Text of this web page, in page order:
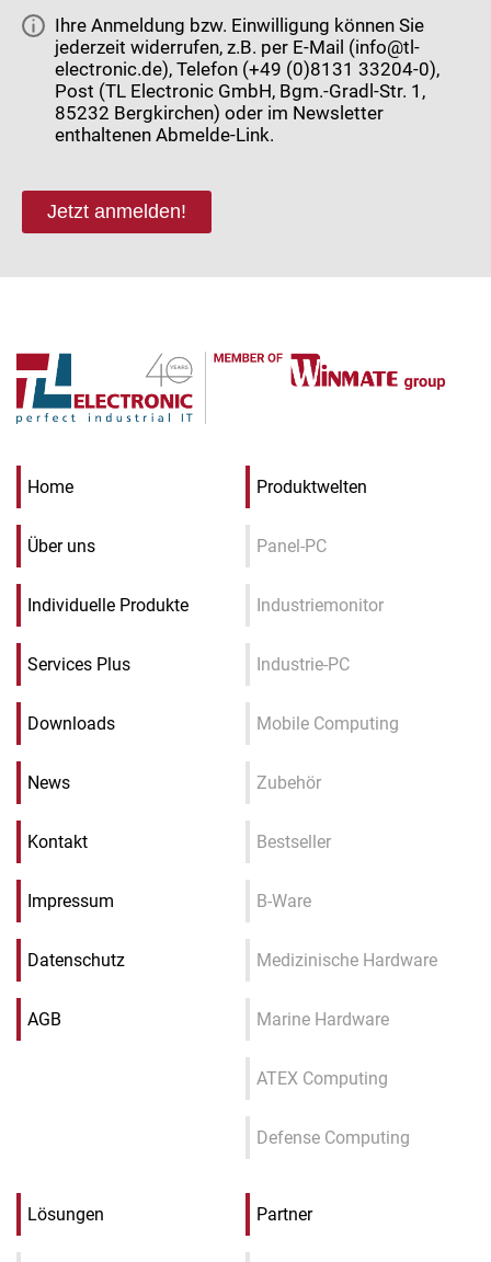
Ihre Anmeldung bzw. Einwilligung können Sie
jederzeit widerrufen, z.B. per E-Mail (info@tl-
electronic.de), Telefon (+49 (0)8131 33204-0),
Post (TL Electronic GmbH, Bgm.-Gradl-Str. 1,
85232 Bergkirchen) oder im Newsletter
enthaltenen Abmelde-Link.
Jetzt anmelden!
Home
Über uns
Individuelle Produkte
Services Plus
Downloads
News
Kontakt
Impressum
Datenschutz
AGB
Produktwelten
Panel-PC
Industriemonitor
Industrie-PC
Mobile Computing
Zubehör
Bestseller
B-Ware
Medizinische Hardware
Marine Hardware
ATEX Computing
Defense Computing
Lösungen Partner